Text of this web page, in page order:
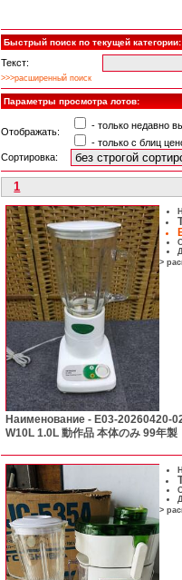
Быстрый поиск по текущей категории:
Текст:
>>>расширенный поиск
Параметры просмотра лотов:
Отображать:
- только недавно
- только с блиц
Сортировка:
1
>
Наименование - E03-20260420-
W10L 1.0L 動作品 本体のみ 99年製
>